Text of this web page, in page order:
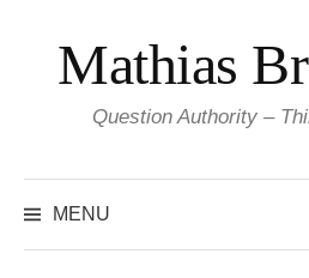
content
Mathias
Question Authority –
MENU